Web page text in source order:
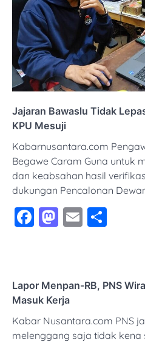
Jajaran Bawaslu Tidak
KPU Mesuji
Kabarnusantara.com
Begawe Caram Guna untuk
dan keabsahan hasil
dukungan Pencalonan
Facebook
Mastodon
Email
Lapor Menpan-RB, PNS
Masuk Kerja
Kabar Nusantara.com PNS
melenggang saja tidak kena